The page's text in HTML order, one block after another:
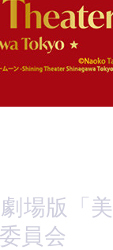
場版「
員会